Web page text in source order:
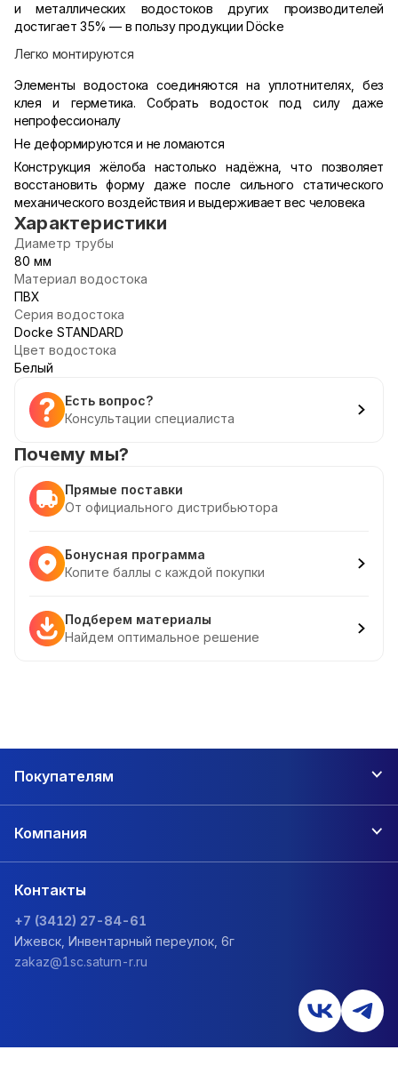
и металлических водостоков других производителей
достигает 35% — в пользу продукции Döcke
Легко монтируются
Элементы водостока соединяются на уплотнителях, без
клея и герметика. Собрать водосток под силу даже
непрофессионалу
Не деформируются и не ломаются
Конструкция жёлоба настолько надёжна, что позволяет
восстановить форму даже после сильного статического
механического воздействия и выдерживает вес человека
Характеристики
Диаметр трубы
80 мм
Материал водостока
ПВХ
Серия водостока
Docke STANDARD
Цвет водостока
Белый
Есть вопрос?
Консультации специалиста
Почему мы?
Прямые поставки
От официального дистрибьютора
Бонусная программа
Копите баллы с каждой покупки
Подберем материалы
Найдем оптимальное решение
Покупателям
Компания
Контакты
+7 (3412) 27-84-61
Ижевск, Инвентарный переулок, 6г
zakaz@1sc.saturn-r.ru